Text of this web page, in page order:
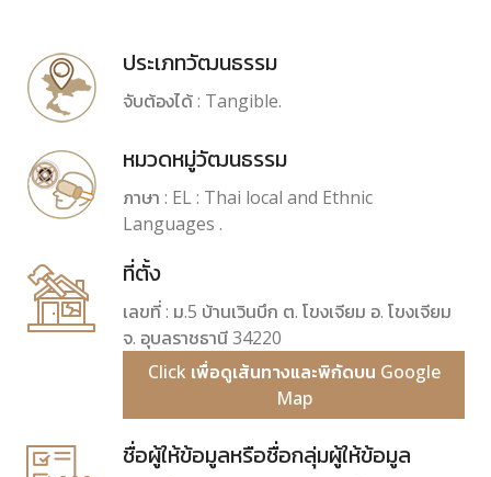
ประเภทวัฒนธรรม
จับต้องได้ : Tangible.
หมวดหมู่วัฒนธรรม
ภาษา : EL : Thai local and Ethnic
Languages .
ที่ตั้ง
เลขที่ : ม.5 บ้านเวินบึก ต. โขงเจียม อ. โขงเจียม
จ. อุบลราชธานี 34220
Click เพื่อดูเส้นทางและพิกัดบน Google
Map
ชื่อผู้ให้ข้อมูลหรือชื่อกลุ่มผู้ให้ข้อมูล